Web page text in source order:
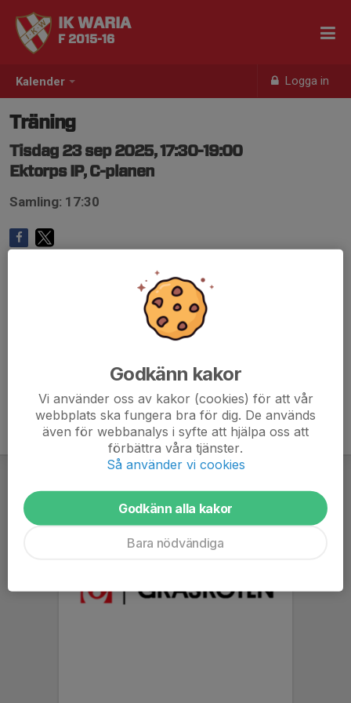
Kalender Logga in
IK WARIA
F 2015-16
Träning
Tisdag 23 sep 2025, 17:30-19:00
Ektorps IP, C-planen
Samling: 17:30
Godkänn kakor
Vi använder oss av kakor (cookies) för att vår
webbplats ska fungera bra för dig. De används
även för webbanalys i syfte att hjälpa oss att
förbättra våra tjänster.
Så använder vi cookies
Godkänn alla kakor
Bara nödvändiga